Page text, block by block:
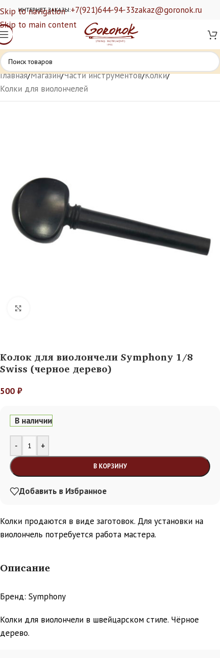
Skip to navigation
Skip to main content
ИНТЕРНЕТ ЗАКАЗЫ:+7(921)644-94-33zakaz@goronok.ru
Главная/Магазин/Части инструментов/Колки/
Колки для виолончелей
Колок для виолончели Symphony 1/8
Swiss (черное дерево)
500 ₽
В наличии
- +
В КОРЗИНУ
Alternative:
Добавить в Избранное
Колки продаются в виде заготовок. Для установки на
виолончель потребуется работа мастера.
Описание
Бренд: Symphony
Колки для виолончели в швейцарском стиле. Чёрное
дерево.